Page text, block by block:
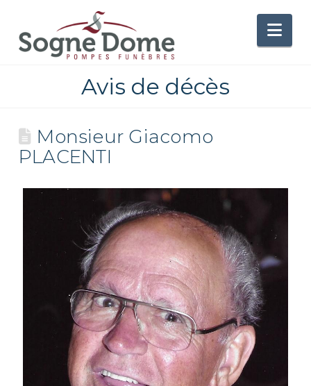
Avis de décès
Monsieur Giacomo
PLACENTI